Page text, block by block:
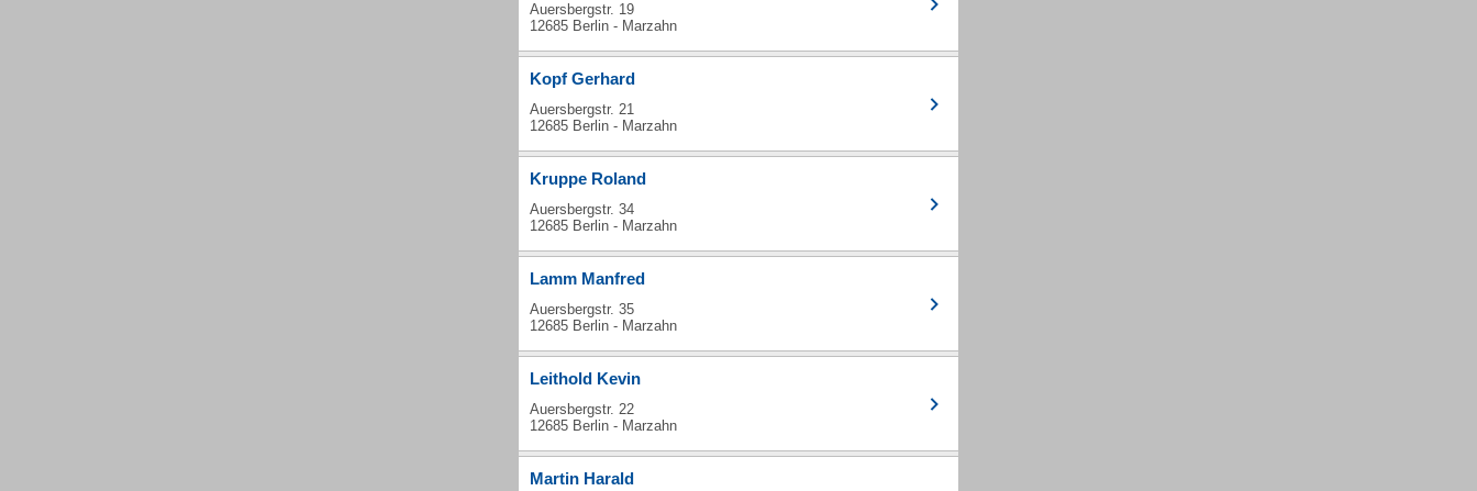
Auersbergstr. 19
12685 Berlin - Marzahn
Kopf Gerhard
Auersbergstr. 21
12685 Berlin - Marzahn
Kruppe Roland
Auersbergstr. 34
12685 Berlin - Marzahn
Lamm Manfred
Auersbergstr. 35
12685 Berlin - Marzahn
Leithold Kevin
Auersbergstr. 22
12685 Berlin - Marzahn
Martin Harald